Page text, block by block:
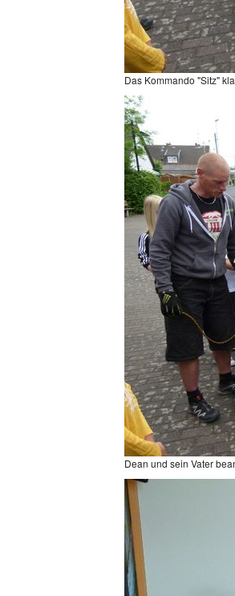
Das Kommando "Sitz"
Dean und sein Vater